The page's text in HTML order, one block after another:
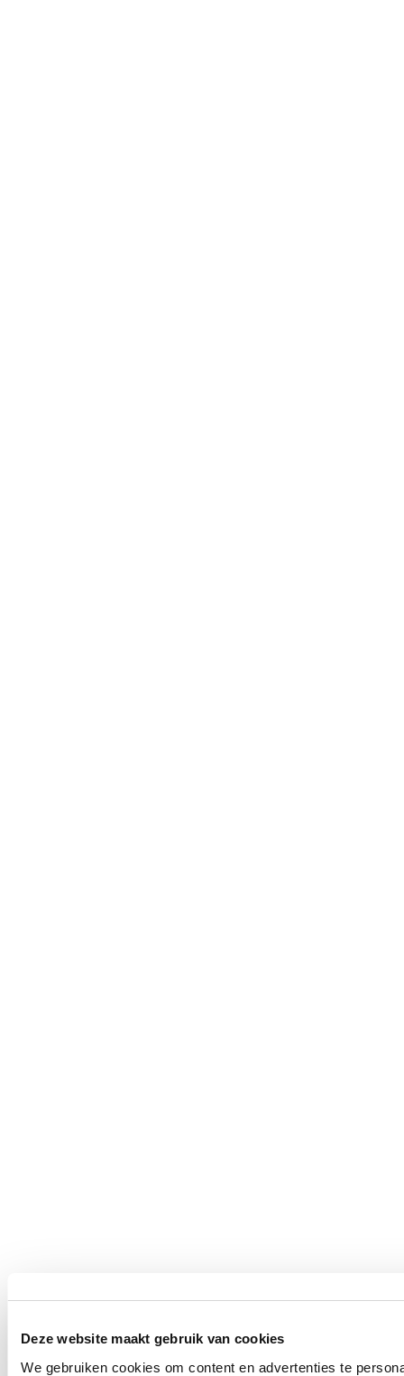
Deze website maakt gebruik van cookies
We gebruiken cookies om content en advertenties te